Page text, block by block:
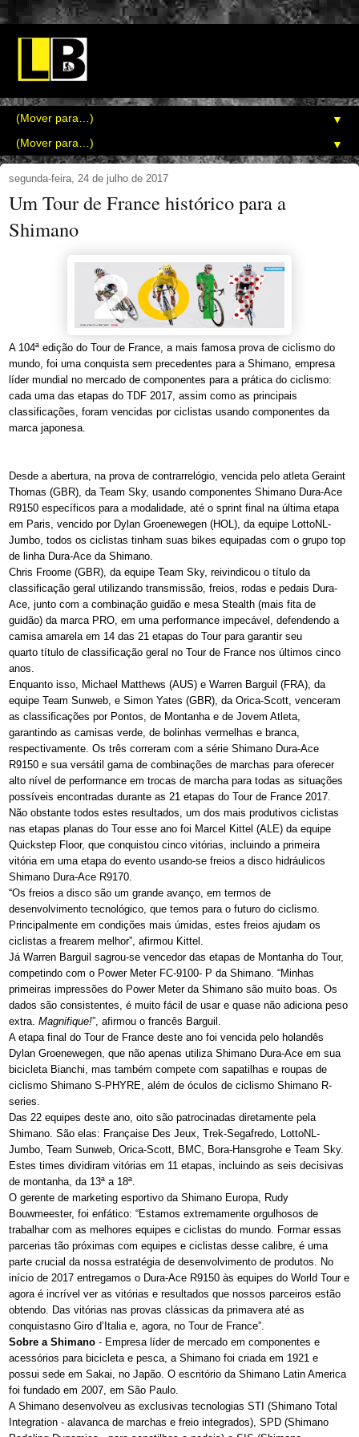
▼
▼
segunda-feira, 24 de julho de 2017
Um Tour de France histórico para a
Shimano
A 104ª edição do Tour de France, a mais famosa prova de ciclismo do
mundo, foi uma conquista sem precedentes para a Shimano, empresa
líder mundial no mercado de componentes para a prática do ciclismo:
cada uma das etapas do TDF 2017, assim como as principais
classificações, foram vencidas por ciclistas usando componentes da
marca japonesa.
Desde a abertura, na prova de contrarrelógio, vencida pelo atleta Geraint
Thomas (GBR), da Team Sky, usando componentes Shimano Dura-Ace
R9150 específicos para a modalidade, até o sprint final na última etapa
em Paris, vencido por Dylan Groenewegen (HOL), da equipe LottoNL-
Jumbo, todos os ciclistas tinham suas bikes equipadas com o grupo top
de linha Dura-Ace da Shimano.
Chris Froome (GBR), da equipe Team Sky, reivindicou o título da
classificação geral utilizando transmissão, freios, rodas e pedais Dura-
Ace, junto com a combinação guidão e mesa Stealth (mais fita de
guidão) da marca PRO, em uma performance impecável, defendendo a
camisa amarela em 14 das 21 etapas do Tour para garantir seu
quarto título de classificação geral no Tour de France nos últimos cinco
anos.
Enquanto isso, Michael Matthews (AUS) e Warren Barguil (FRA), da
equipe Team Sunweb, e Simon Yates (GBR), da Orica-Scott, venceram
as classificações por Pontos, de Montanha e de Jovem Atleta,
garantindo as camisas verde, de bolinhas vermelhas e branca,
respectivamente. Os três correram com a série Shimano Dura-Ace
R9150 e sua versátil gama de combinações de marchas para oferecer
alto nível de performance em trocas de marcha para todas as situações
possíveis encontradas durante as 21 etapas do Tour de France 2017.
Não obstante todos estes resultados, um dos mais produtivos ciclistas
nas etapas planas do Tour esse ano foi Marcel Kittel (ALE) da equipe
Quickstep Floor, que conquistou cinco vitórias, incluindo a primeira
vitória em uma etapa do evento usando-se freios a disco hidráulicos
Shimano Dura-Ace R9170.
“Os freios a disco são um grande avanço, em termos de
desenvolvimento tecnológico, que temos para o futuro do ciclismo.
Principalmente em condições mais úmidas, estes freios ajudam os
ciclistas a frearem melhor”, afirmou Kittel.
Já Warren Barguil sagrou-se vencedor das etapas de Montanha do Tour,
competindo com o Power Meter FC-9100- P da Shimano. “Minhas
primeiras impressões do Power Meter da Shimano são muito boas. Os
dados são consistentes, é muito fácil de usar e quase não adiciona peso
extra. Magnifique!”, afirmou o francês Barguil.
A etapa final do Tour de France deste ano foi vencida pelo holandês
Dylan Groenewegen, que não apenas utiliza Shimano Dura-Ace em sua
bicicleta Bianchi, mas também compete com sapatilhas e roupas de
ciclismo Shimano S-PHYRE, além de óculos de ciclismo Shimano R-
series.
Das 22 equipes deste ano, oito são patrocinadas diretamente pela
Shimano. São elas: Française Des Jeux, Trek-Segafredo, LottoNL-
Jumbo, Team Sunweb, Orica-Scott, BMC, Bora-Hansgrohe e Team Sky.
Estes times dividiram vitórias em 11 etapas, incluindo as seis decisivas
de montanha, da 13ª a 18ª.
O gerente de marketing esportivo da Shimano Europa, Rudy
Bouwmeester, foi enfático: “Estamos extremamente orgulhosos de
trabalhar com as melhores equipes e ciclistas do mundo. Formar essas
parcerias tão próximas com equipes e ciclistas desse calibre, é uma
parte crucial da nossa estratégia de desenvolvimento de produtos. No
início de 2017 entregamos o Dura-Ace R9150 às equipes do World Tour e
agora é incrível ver as vitórias e resultados que nossos parceiros estão
obtendo. Das vitórias nas provas clássicas da primavera até as
conquistasno Giro d’Italia e, agora, no Tour de France”.
Sobre a Shimano - Empresa líder de mercado em componentes e
acessórios para bicicleta e pesca, a Shimano foi criada em 1921 e
possui sede em Sakai, no Japão. O escritório da Shimano Latin America
foi fundado em 2007, em São Paulo.
A Shimano desenvolveu as exclusivas tecnologias STI (Shimano Total
Integration - alavanca de marchas e freio integrados), SPD (Shimano